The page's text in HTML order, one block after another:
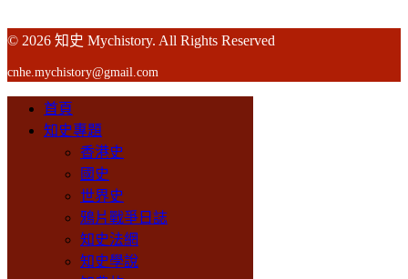
© 2026 知史 Mychistory. All Rights Reserved
cnhe.mychistory@gmail.com
首頁
知史專題
香港史
國史
世界史
鴉片戰爭日誌
知史法網
知史學說